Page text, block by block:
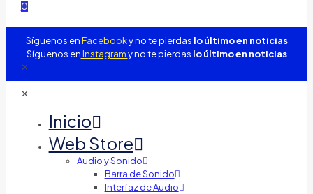
0
Síguenos enFacebooky no te pierdas lo último en noticias
Síguenos enInstagramy no te pierdas lo último en noticias
✕
✕
Inicio
Web Store
Audio y Sonido
Barra de Sonido
Interfaz de Audio